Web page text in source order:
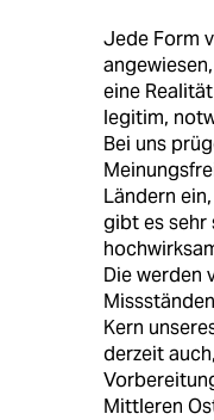
Jede Form
eine
legitim,
Bei uns
Ländern
gibt es sehr
Die werden
Kern
derzeit
Mittleren